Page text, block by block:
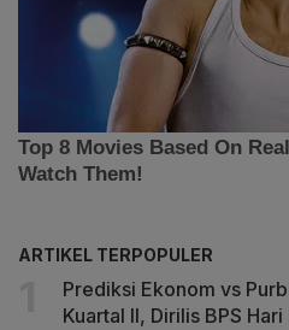
ARTIKEL TERPOPULER
Prediksi Ekonom vs
Kuartal II, Dirilis BPS Hari